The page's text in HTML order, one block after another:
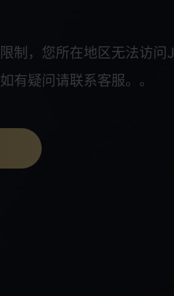
制，您所在地区无法访问
有疑问请联系客服。。